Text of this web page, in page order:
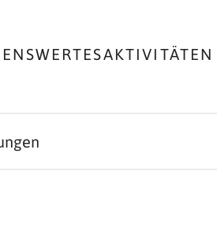
AKTIVITÄTEN